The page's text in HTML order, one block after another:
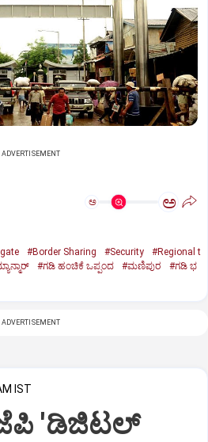
ADVERTISEMENT
ಅ ಅ
#Border Sharing #Security
#Regional t
#ಗಡಿ ಹಂಚಿಕೆ ಒಪ್ಪಂದ #ಮಣಿಪುರ
#ಗಡಿ ಭ
ADVERTISEMENT
IST
'ಡಿಜಿಟಲ್‌